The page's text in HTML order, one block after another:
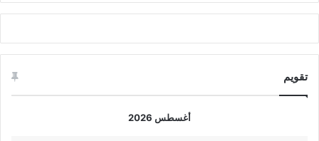
تقويم
أغسطس 2026